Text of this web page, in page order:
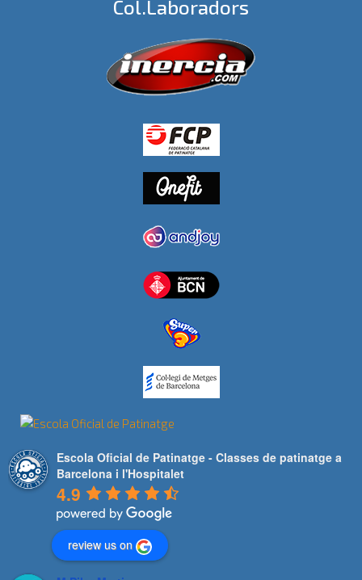
Col.laboradors
Escola Oficial de Patinatge - Classes de patinatge a
Barcelona i l'Hospitalet
4.9
review us on